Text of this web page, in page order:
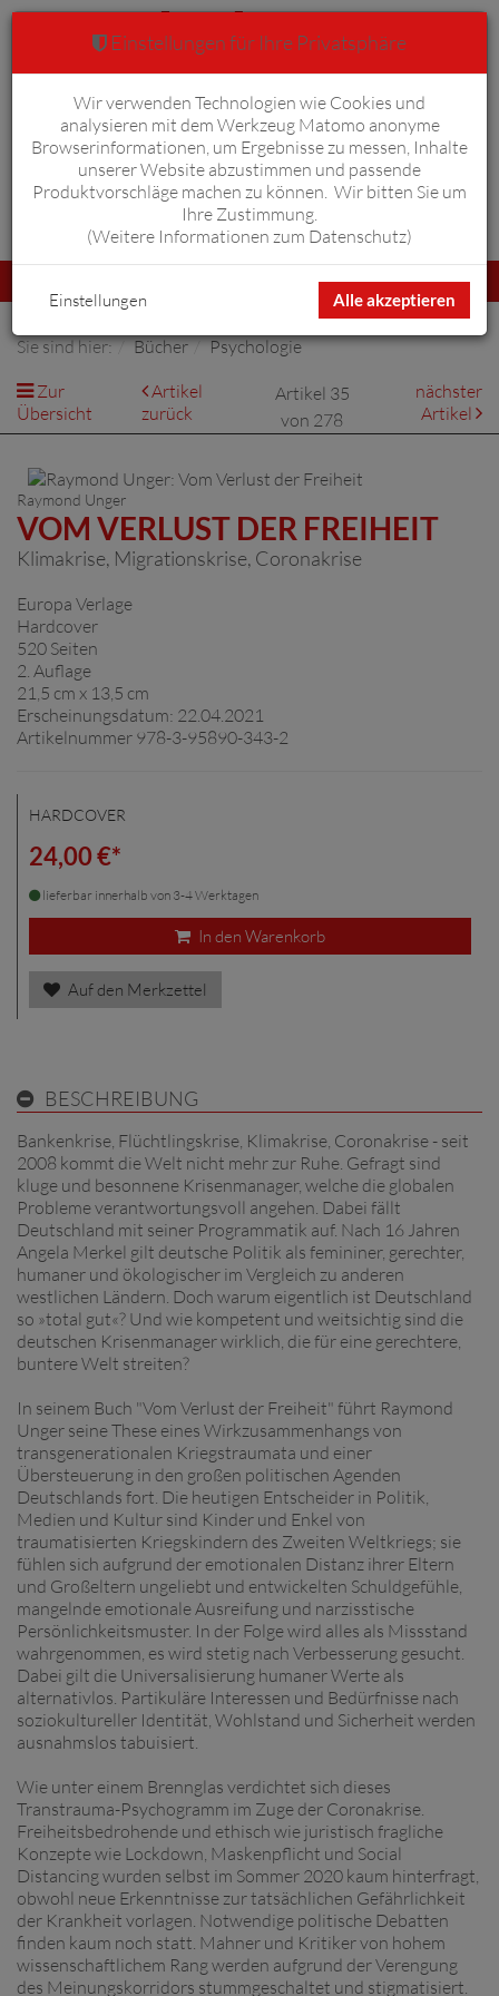
Anmelden Warenkorb 0
umschalten
Sie sind hier: Bücher
Psychologie
Zur
Übersicht
Artikel
zurück
Artikel 35
von 278
nächster
Artikel
Raymond Unger
VOM VERLUST DER FREIHEIT
Klimakrise, Migrationskrise, Coronakrise
Europa Verlage
Hardcover
520 Seiten
2. Auflage
21,5 cm x 13,5 cm
Erscheinungsdatum: 22.04.2021
Artikelnummer 978-3-95890-343-2
HARDCOVER
24,00 €*
lieferbar innerhalb von 3-4 Werktagen
In den Warenkorb
Auf den Merkzettel
BESCHREIBUNG
Bankenkrise, Flüchtlingskrise, Klimakrise, Coronakrise - seit
2008 kommt die Welt nicht mehr zur Ruhe. Gefragt sind
kluge und besonnene Krisenmanager, welche die globalen
Probleme verantwortungsvoll angehen. Dabei fällt
Deutschland mit seiner Programmatik auf. Nach 16 Jahren
Angela Merkel gilt deutsche Politik als femininer, gerechter,
humaner und ökologischer im Vergleich zu anderen
westlichen Ländern. Doch warum eigentlich ist Deutschland
so »total gut«? Und wie kompetent und weitsichtig sind die
deutschen Krisenmanager wirklich, die für eine gerechtere,
buntere Welt streiten?
In seinem Buch "Vom Verlust der Freiheit" führt Raymond
Unger seine These eines Wirkzusammenhangs von
transgenerationalen Kriegstraumata und einer
Übersteuerung in den großen politischen Agenden
Deutschlands fort. Die heutigen Entscheider in Politik,
Medien und Kultur sind Kinder und Enkel von
traumatisierten Kriegskindern des Zweiten Weltkriegs; sie
fühlen sich aufgrund der emotionalen Distanz ihrer Eltern
und Großeltern ungeliebt und entwickelten Schuldgefühle,
mangelnde emotionale Ausreifung und narzisstische
Persönlichkeitsmuster. In der Folge wird alles als Missstand
wahrgenommen, es wird stetig nach Verbesserung gesucht.
Dabei gilt die Universalisierung humaner Werte als
alternativlos. Partikuläre Interessen und Bedürfnisse nach
soziokultureller Identität, Wohlstand und Sicherheit werden
ausnahmslos tabuisiert.
Wie unter einem Brennglas verdichtet sich dieses
Transtrauma-Psychogramm im Zuge der Coronakrise.
Freiheitsbedrohende und ethisch wie juristisch fragliche
Konzepte wie Lockdown, Maskenpflicht und Social
Distancing wurden selbst im Sommer 2020 kaum hinterfragt,
obwohl neue Erkenntnisse zur tatsächlichen Gefährlichkeit
der Krankheit vorlagen. Notwendige politische Debatten
finden kaum noch statt. Mahner und Kritiker von hohem
wissenschaftlichem Rang werden aufgrund der Verengung
des Meinungskorridors stummgeschaltet und stigmatisiert.
Einstellungen für Ihre Privatsphäre
Wir verwenden Technologien wie Cookies und
analysieren mit dem Werkzeug Matomo anonyme
Browserinformationen, um Ergebnisse zu messen, Inhalte
unserer Website abzustimmen und passende
Produktvorschläge machen zu können. Wir bitten Sie um
Ihre Zustimmung.
(Weitere Informationen zum Datenschutz)
Alle akzeptieren
Einstellungen